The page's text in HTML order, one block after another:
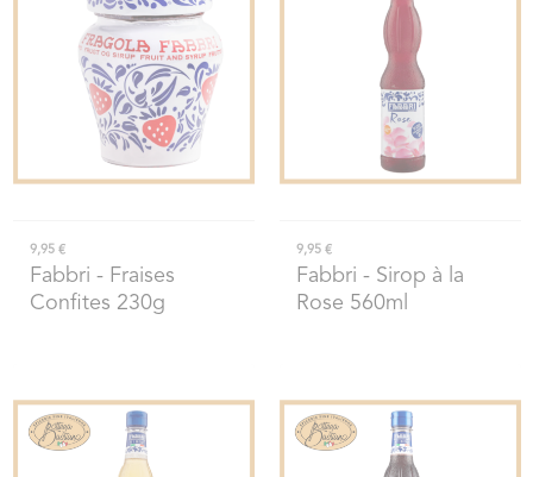
9,95 €
Fabbri - Fraises
Confites 230g
9,95 €
Fabbri - Sirop à la
Rose 560ml